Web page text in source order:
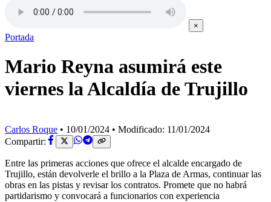
×
Portada
Mario Reyna asumirá este
viernes la Alcaldía de Trujillo
Carlos Roque • 10/01/2024 • Modificado: 11/01/2024
Compartir:
Entre las primeras acciones que ofrece el alcalde encargado de
Trujillo, están devolverle el brillo a la Plaza de Armas, continuar las
obras en las pistas y revisar los contratos. Promete que no habrá
partidarismo y convocará a funcionarios con experiencia